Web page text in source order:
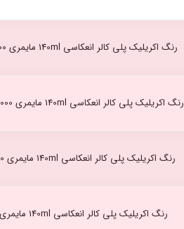
رنگ اکریلیک پلی کالر انعکاسی 140ml مایمری Rich Gold (564) -10000
رنگ اکریلیک پلی کالر انعکاسی 140ml مایمری Sequin Gold (565) -10000
رنگ اکریلیک پلی کالر انعکاسی 140ml مایمری Magenta (566) -10000
رنگ اکریلیک پلی کالر انعکاسی 140ml مایمری Cyan (567) -10000